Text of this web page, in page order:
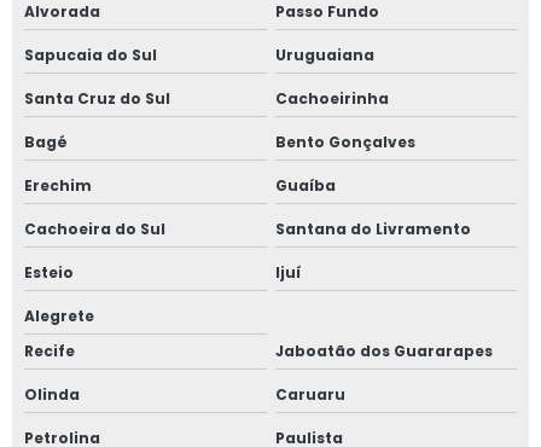
Tintas para cartazes
Topo de ilha
Venda de merchandising para comércio
Venda de merchandising para varejo
Venda de produtos para pdv
Venda de produtos para pdv de comércio
Venda de sinalização de comércio
Venda de sinalização de varejo
Alvorada Passo Fundo
Sapucaia do Sul Uruguaiana
Santa Cruz do Sul Cachoeirinha
Bagé Bento Gonçalves
Erechim Guaíba
Cachoeira do Sul Santana do Livramento
Esteio Ijuí
Alegrete
Recife
Jaboatão dos Guararapes
Olinda Caruaru
Petrolina Paulista